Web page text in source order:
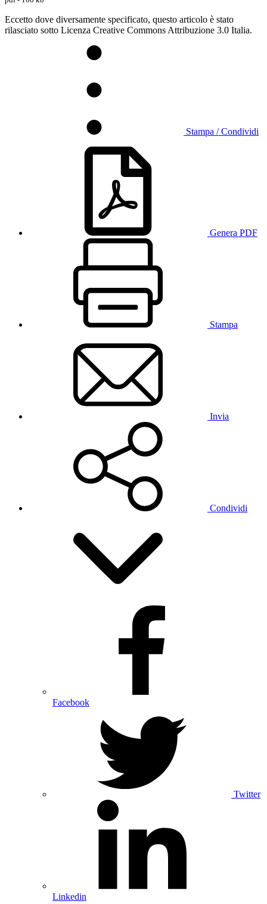
Eccetto dove diversamente specificato, questo articolo è stato
rilasciato sotto Licenza Creative Commons Attribuzione 3.0 Italia.
Stampa / Condividi
Genera PDF
Stampa
Invia
Condividi
Facebook
Twitter
Linkedin